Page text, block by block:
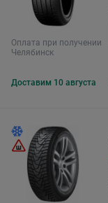
Оплата при получении
Челябинск
Доставим 10 августа